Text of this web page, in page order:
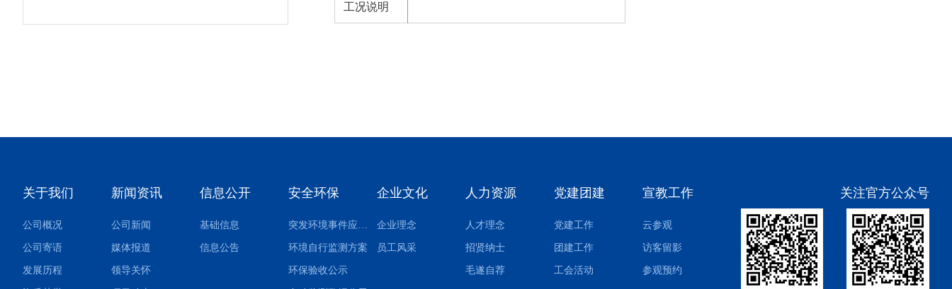
工况说明
关于我们
公司概况
公司寄语
发展历程
新闻资讯
公司新闻
媒体报道
领导关怀
信息公开
基础信息
信息公告
安全环保
突发环境事件应急预案
环境自行监测方案
环保验收公示
企业文化
企业理念
员工风采
人力资源
人才理念
招贤纳士
毛遂自荐
党建团建
党建工作
团建工作
工会活动
宣教工作
云参观
访客留影
参观预约
关注官方公众号